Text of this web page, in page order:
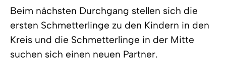
Beim nächsten Durchgang stellen sich die
ersten Schmetterlinge zu den Kindern in den
Kreis und die Schmetterlinge in der Mitte
suchen sich einen neuen Partner.